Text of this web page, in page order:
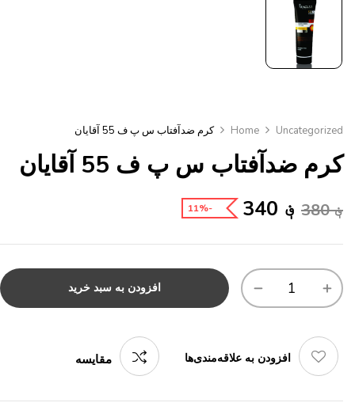
Home Uncategorized کرم ضدآفتاب س پ ف 55 آقایان
کرم ضدآفتاب س پ ف 55 آقایان
؋380 ؋ -11%
افزودن به سبد خرید
افزودن به علاقه‌مندی‌ها مقایسه